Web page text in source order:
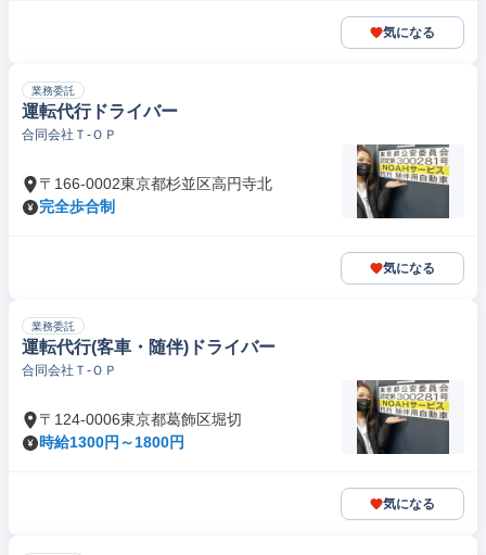
気になる
業務委託
運転代行ドライバー
合同会社Ｔ‐ＯＰ
〒166-0002東京都杉並区高円寺北
完全歩合制
気になる
業務委託
運転代行(客車・随伴)ドライバー
合同会社Ｔ‐ＯＰ
〒124-0006東京都葛飾区堀切
時給1300円～1800円
気になる